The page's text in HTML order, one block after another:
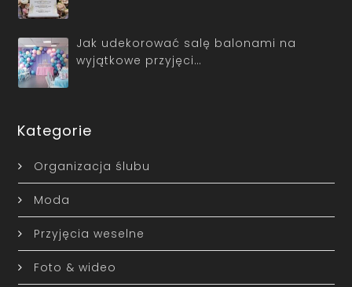
Jak udekorować salę balonami na
wyjątkowe przyjęci…
Kategorie
Organizacja ślubu
Moda
Przyjęcia weselne
Foto & wideo